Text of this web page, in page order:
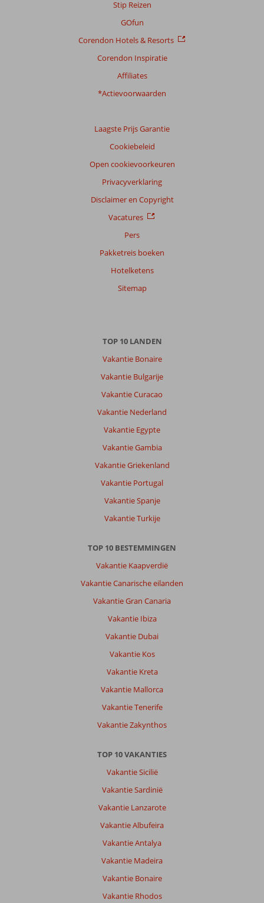
Stip Reizen
GOfun
Corendon Hotels & Resorts
Corendon Inspiratie
Affiliates
*Actievoorwaarden
Laagste Prijs Garantie
Cookiebeleid
Open cookievoorkeuren
Privacyverklaring
Disclaimer en Copyright
Vacatures
Pers
Pakketreis boeken
Hotelketens
Sitemap
TOP 10 LANDEN
Vakantie Bonaire
Vakantie Bulgarije
Vakantie Curacao
Vakantie Nederland
Vakantie Egypte
Vakantie Gambia
Vakantie Griekenland
Vakantie Portugal
Vakantie Spanje
Vakantie Turkije
TOP 10 BESTEMMINGEN
Vakantie Kaapverdië
Vakantie Canarische eilanden
Vakantie Gran Canaria
Vakantie Ibiza
Vakantie Dubai
Vakantie Kos
Vakantie Kreta
Vakantie Mallorca
Vakantie Tenerife
Vakantie Zakynthos
TOP 10 VAKANTIES
Vakantie Sicilië
Vakantie Sardinië
Vakantie Lanzarote
Vakantie Albufeira
Vakantie Antalya
Vakantie Madeira
Vakantie Bonaire
Vakantie Rhodos